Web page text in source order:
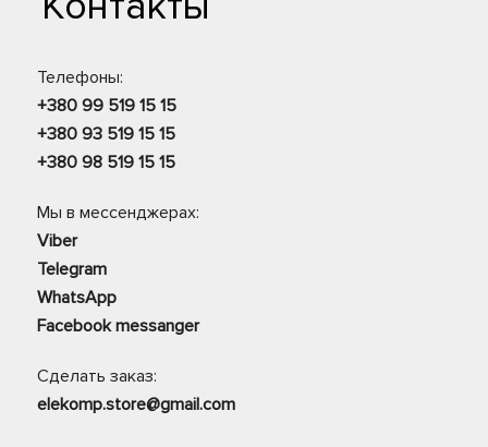
Телефоны:
+380 99 519 15 15
+380 93 519 15 15
+380 98 519 15 15
Мы в мессенджерах:
Viber
Telegram
WhatsApp
Facebook messanger
Сделать заказ:
elekomp.store@gmail.com